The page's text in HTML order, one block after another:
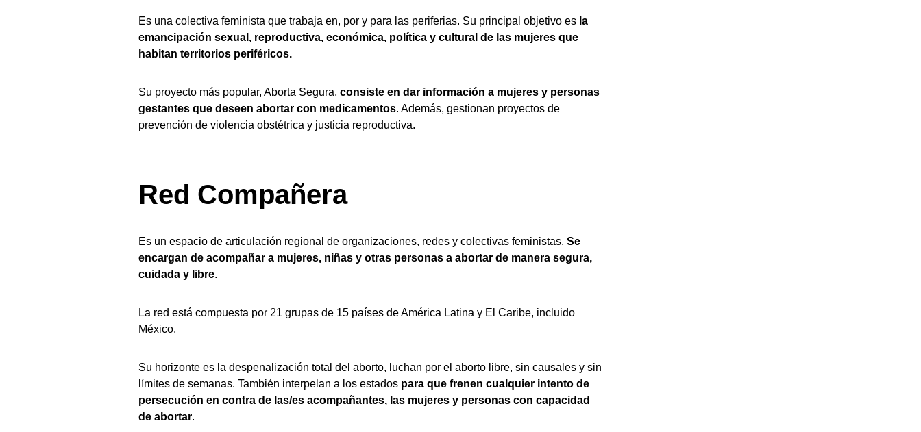
Es una colectiva feminista que trabaja en, por y para las periferias. Su principal objetivo es la
emancipación sexual, reproductiva, económica, política y cultural de las mujeres que
habitan territorios periféricos.
Su proyecto más popular, Aborta Segura, consiste en dar información a mujeres y personas
gestantes que deseen abortar con medicamentos. Además, gestionan proyectos de
prevención de violencia obstétrica y justicia reproductiva.
Red Compañera
Es un espacio de articulación regional de organizaciones, redes y colectivas feministas. Se
encargan de acompañar a mujeres, niñas y otras personas a abortar de manera segura,
cuidada y libre.
La red está compuesta por 21 grupas de 15 países de América Latina y El Caribe, incluido
México.
Su horizonte es la despenalización total del aborto, luchan por el aborto libre, sin causales y sin
límites de semanas. También interpelan a los estados para que frenen cualquier intento de
persecución en contra de las/es acompañantes, las mujeres y personas con capacidad
de abortar.